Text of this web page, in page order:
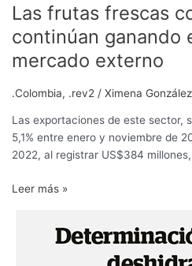
Las frutas frescas
continúan ganando
mercado externo
.Colombia, .rev2 / Ximena González
Las exportaciones de este sector,
5,1% entre enero y noviembre de
2022, al registrar US$384
Leer más »